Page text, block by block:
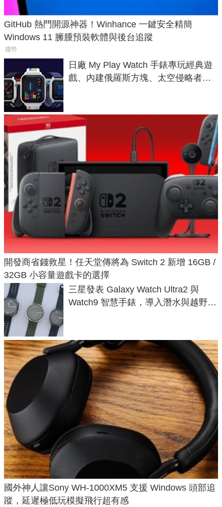
GitHub 熱門開源神器！Winhance 一鍵安全精簡
Windows 11 臃腫預裝軟體與後台追蹤
趨勢
日廠 My Play Watch 手錶專玩經典遊
戲、內建俄羅斯方塊、太空侵略者，
開發商省錢救星！任天堂傳將為 Switch 2 新增 16GB /
32GB 小容量遊戲卡的選擇
三星發表 Galaxy Watch Ultra2 與
Watch9 智慧手錶，導入潛水與越野跑
國外神人讓Sony WH-1000XM5 支援 Windows 頭部追
蹤，延遲極低玩模擬飛行超有感